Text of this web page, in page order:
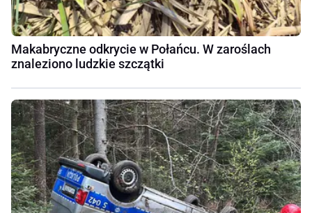
Makabryczne odkrycie w Połańcu. W zaroślach
znaleziono ludzkie szczątki